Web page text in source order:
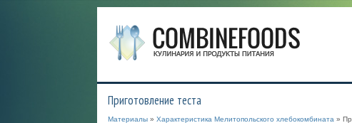
Приготовление теста
Материалы» Характеристика Мелитопольского хлебокомбината »